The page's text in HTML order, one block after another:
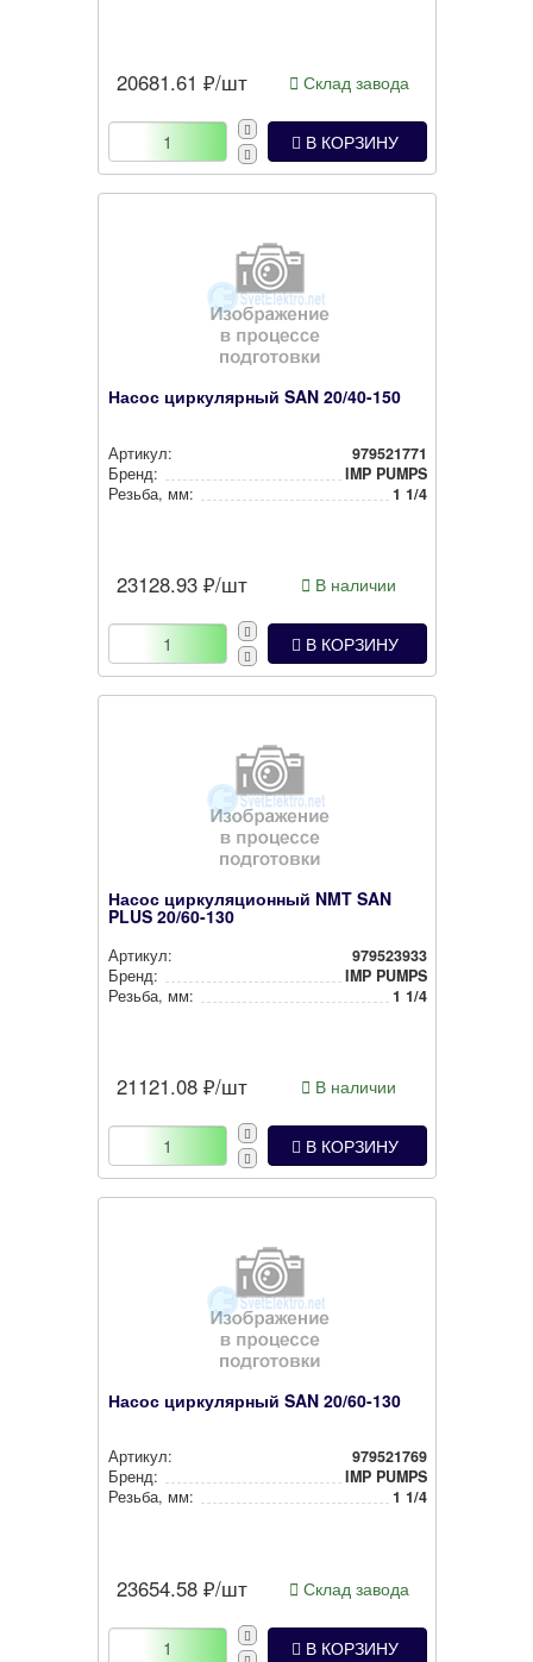
20681.61 ₽/шт Склад завода
В КОРЗИНУ
Насос циркулярный SAN 20/40-150
Артикул:
979521771
Бренд:
IMP PUMPS
Резьба, мм:
1 1/4
23128.93 ₽/шт В наличии
В КОРЗИНУ
Насос циркуляционный NMT SAN
PLUS 20/60-130
Артикул:
979523933
Бренд:
IMP PUMPS
Резьба, мм:
1 1/4
21121.08 ₽/шт В наличии
В КОРЗИНУ
Насос циркулярный SAN 20/60-130
Артикул:
979521769
Бренд:
IMP PUMPS
Резьба, мм:
1 1/4
23654.58 ₽/шт Склад завода
В КОРЗИНУ